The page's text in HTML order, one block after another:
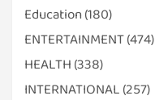
Education (180)
ENTERTAINMENT(474)
HEALTH (338)
INTERNATIONAL (257)